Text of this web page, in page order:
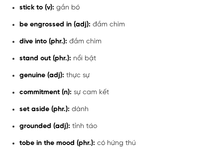
stick to (v): gắn bó
be engrossed in (adj): đắm chìm
dive into (phr.): đắm chìm
stand out (phr.): nổi bật
genuine (adj): thực sự
commitment (n): sự cam kết
set aside (phr.): dành
grounded (adj): tỉnh táo
tobe in the mood (phr.): có hứng thú